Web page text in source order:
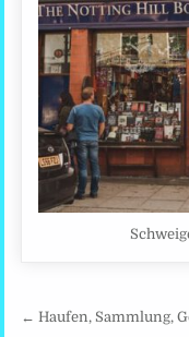
← Haufen, Sammlung,